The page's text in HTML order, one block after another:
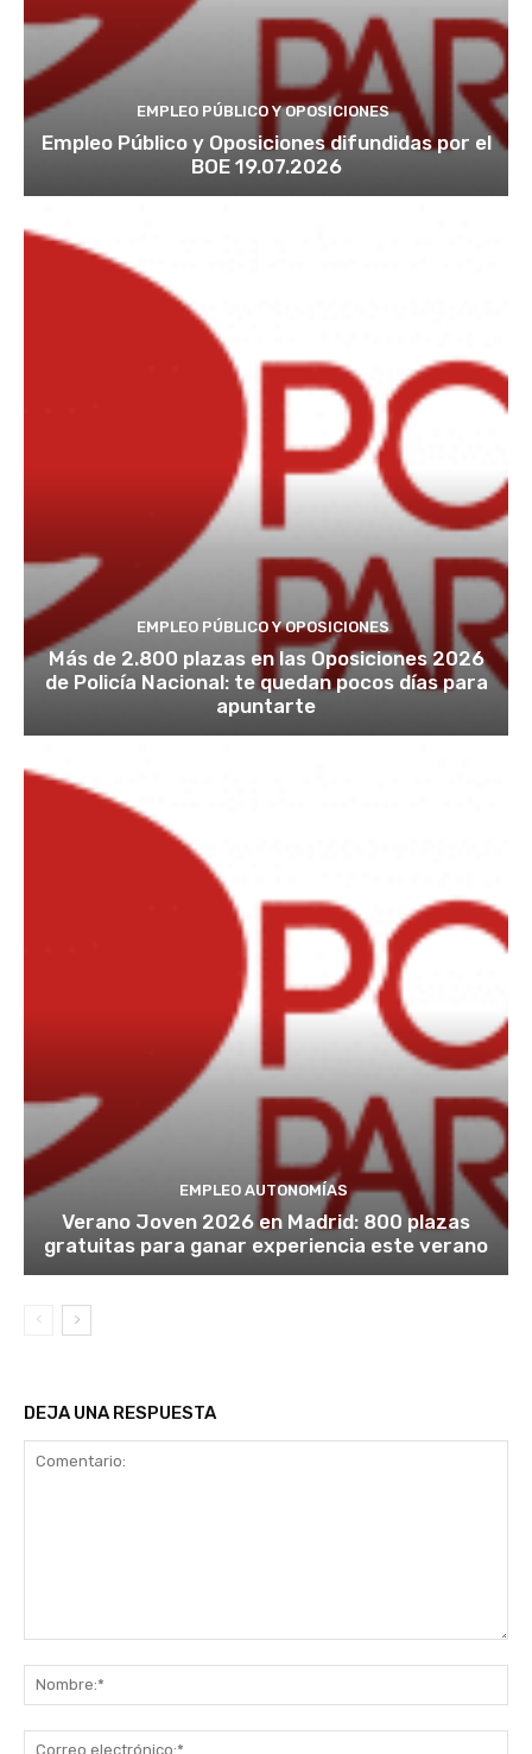
EMPLEO PÚBLICO Y OPOSICIONES
Empleo Público y Oposiciones difundidas por el
BOE 19.07.2026
EMPLEO PÚBLICO Y OPOSICIONES
Más de 2.800 plazas en las Oposiciones 2026
de Policía Nacional: te quedan pocos días para
apuntarte
EMPLEO AUTONOMÍAS
Verano Joven 2026 en Madrid: 800 plazas
gratuitas para ganar experiencia este verano
DEJA UNA RESPUESTA